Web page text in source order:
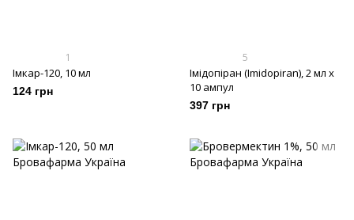
1
Імкар-120, 10 мл
124 грн
5
Імідопіран (Imidopiran), 2 мл х
10 ампул
397 грн